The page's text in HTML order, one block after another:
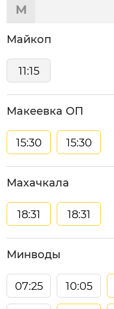
М
Майкоп
11:15
Макеевка ОП
15:30 15:30
Махачкала
18:31 18:31
Минводы
07:25 10:05